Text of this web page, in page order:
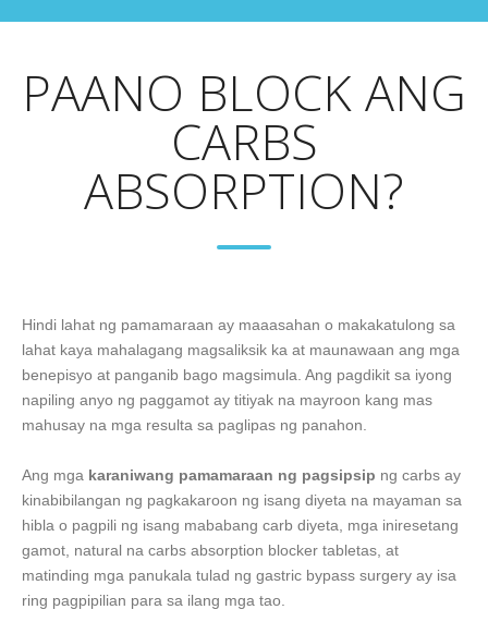
PAANO BLOCK ANG
CARBS
ABSORPTION?
Hindi lahat ng pamamaraan ay maaasahan o makakatulong sa
lahat kaya mahalagang magsaliksik ka at maunawaan ang mga
benepisyo at panganib bago magsimula. Ang pagdikit sa iyong
napiling anyo ng paggamot ay titiyak na mayroon kang mas
mahusay na mga resulta sa paglipas ng panahon.
Ang mga karaniwang pamamaraan ng pagsipsip ng carbs ay
kinabibilangan ng pagkakaroon ng isang diyeta na mayaman sa
hibla o pagpili ng isang mababang carb diyeta, mga iniresetang
gamot, natural na carbs absorption blocker tabletas, at
matinding mga panukala tulad ng gastric bypass surgery ay isa
ring pagpipilian para sa ilang mga tao.